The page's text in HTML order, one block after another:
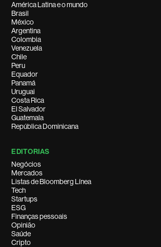
América Latina e o mundo
Brasil
México
Argentina
Colombia
Venezuela
Chile
Peru
Equador
Panamá
Uruguai
Costa Rica
El Salvador
Guatemala
República Dominicana
EDITORIAS
Negócios
Mercados
Listas de Bloomberg Línea
Tech
Startups
ESG
Finanças pessoais
Opinião
Saúde
Cripto